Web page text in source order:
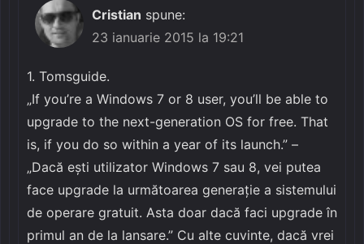
Cristian spune:
23 ianuarie 2015 la 19:21
1. Tomsguide.
„If you’re a Windows 7 or 8 user, you’ll be able to
upgrade to the next-generation OS for free. That
is, if you do so within a year of its launch.” –
„Dacă ești utilizator Windows 7 sau 8, vei putea
face upgrade la următoarea generație a sistemului
de operare gratuit. Asta doar dacă faci upgrade în
primul an de la lansare.” Cu alte cuvinte, dacă vrei